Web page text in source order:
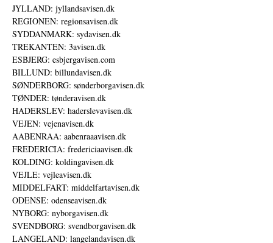
JYLLAND: jyllandsavisen.dk
REGIONEN: regionsavisen.dk
SYDDANMARK: sydavisen.dk
TREKANTEN: 3avisen.dk
ESBJERG: esbjergavisen.com
BILLUND: billundavisen.dk
SØNDERBORG: sønderborgavisen.dk
TØNDER: tønderavisen.dk
HADERSLEV: haderslevavisen.dk
VEJEN: vejenavisen.dk
AABENRAA: aabenraaavisen.dk
FREDERICIA: fredericiaavisen.dk
KOLDING: koldingavisen.dk
VEJLE: vejleavisen.dk
MIDDELFART: middelfartavisen.dk
ODENSE: odenseavisen.dk
NYBORG: nyborgavisen.dk
SVENDBORG: svendborgavisen.dk
LANGELAND: langelandavisen.dk